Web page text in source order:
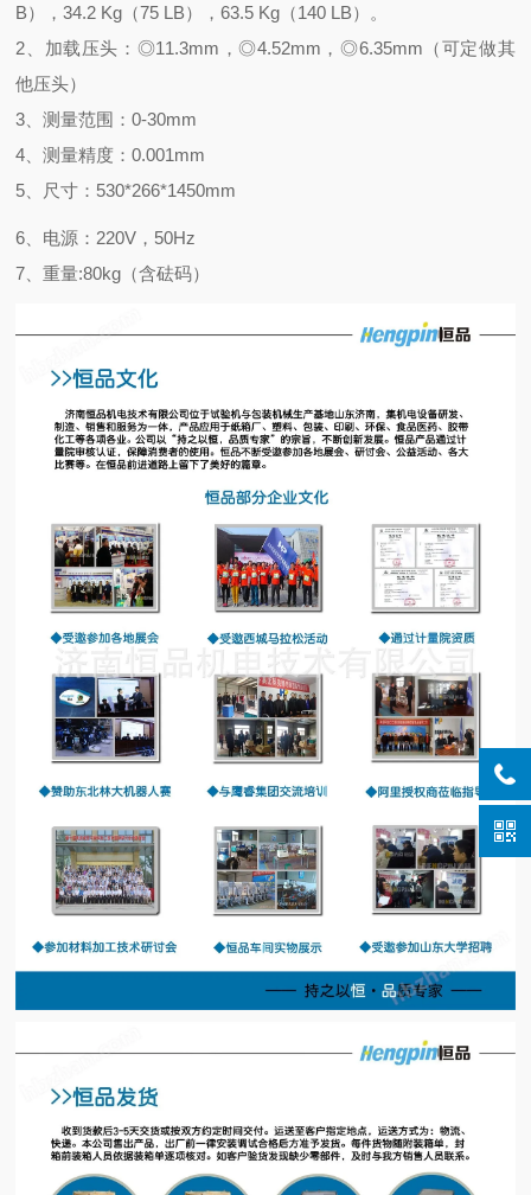
B），34.2 Kg（75 LB），63.5 Kg（140 LB）。
2、加载压头：◎11.3mm，◎4.52mm，◎6.35mm（可定做其
他压头）
3、测量范围：0-30mm
4、测量精度：0.001mm
5、尺寸：530*266*1450mm
6、电源：220V，50Hz
7、重量:80kg（含砝码）